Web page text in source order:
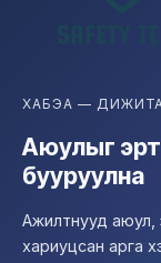
ХАБЭА —
Аюулыг
бууруулна
Ажилтнууд аюул,
хариуцсан арга